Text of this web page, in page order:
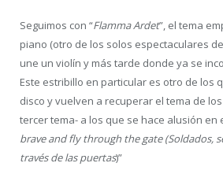
Seguimos con “Flamma Ardet”, el tema
piano (otro de los solos espectaculares
une un violín y más tarde donde ya se
Este estribillo en particular es otro de los
disco y vuelven a recuperar el tema de
tercer tema- a los que se hace alusión en
brave and fly through the gate (Soldados,
través de las puertas)”